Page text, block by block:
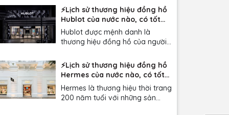
đối tượng khách hàng. Vậy đồng hồ
của nước nào...
⚡️Lịch sử thương hiệu đồng hồ
Hublot của nước nào, có tốt
không⚡️
Hublot được mệnh danh là
thương hiệu đồng hồ của người
thành đắt đỏ cùng vẻ ngoài
sang trọng, hấp dẫn. Vậy
đồng hồ Hublot của nước nào
sản xuất? Có tốt không? Cùng
ĐồngHồGiáTốt.VN tìm hiểu
⚡️Lịch sử thương hiệu đồng hồ
Hermes của nước nào, có tốt
không⚡️
Hermes là thương hiệu thời trang
200 năm tuổi với những sản